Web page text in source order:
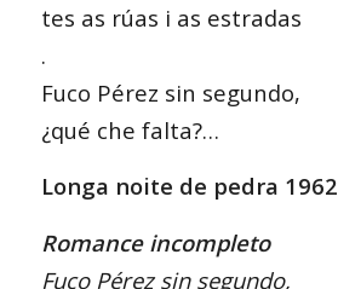
tes as rúas i as estradas
.
Fuco Pérez sin segundo,
¿qué che falta?…
Longa noite de pedra 1962
Romance incompleto
Fuco Pérez sin segundo,